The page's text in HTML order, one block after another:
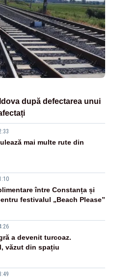
după defectarea unui
mai multe rute din
între Constanța și
festivalul „Beach Please”
a devenit turcoaz.
văzut din spațiu